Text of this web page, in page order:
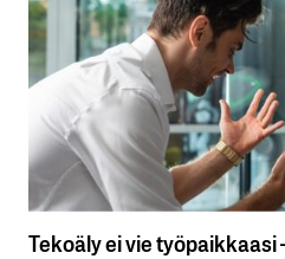
Tekoäly ei vie työpaikkaasi